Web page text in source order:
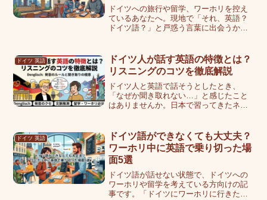
ドイツへの旅行や留学、ワーホリを控え
ているあなたへ。現地で「それ、英語？
ドイツ語？」と戸惑う言葉に出会うかも
とドイツ語が混ざる不思議な現象の最前
線と、知っておくと役立つ...
ドイツ 英語
ドイツ人が話す英語の特徴とは？
リスニングのコツを徹底解説
ドイツ人と英語で話そうとしたとき、
「なぜか聞き取れない…」と感じたこと
はありませんか。日本で習ってきたネイ
ドイツ人の英語には「デングリッシュ
（Denglisch）」と呼...
ドイツ 英語
ドイツ語ができなくても大丈夫？
ワーホリ中に英語で乗り切った場
面5選
ドイツ語が話せない状態で、ドイツへの
ワーホリや留学を考えている方向けの記
事です。「ドイツにワーホリに行きたい